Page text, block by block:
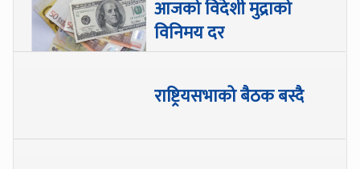
आजको विदेशी मुद्राको
विनिमय दर
राष्ट्रियसभाको बैठक बस्दै